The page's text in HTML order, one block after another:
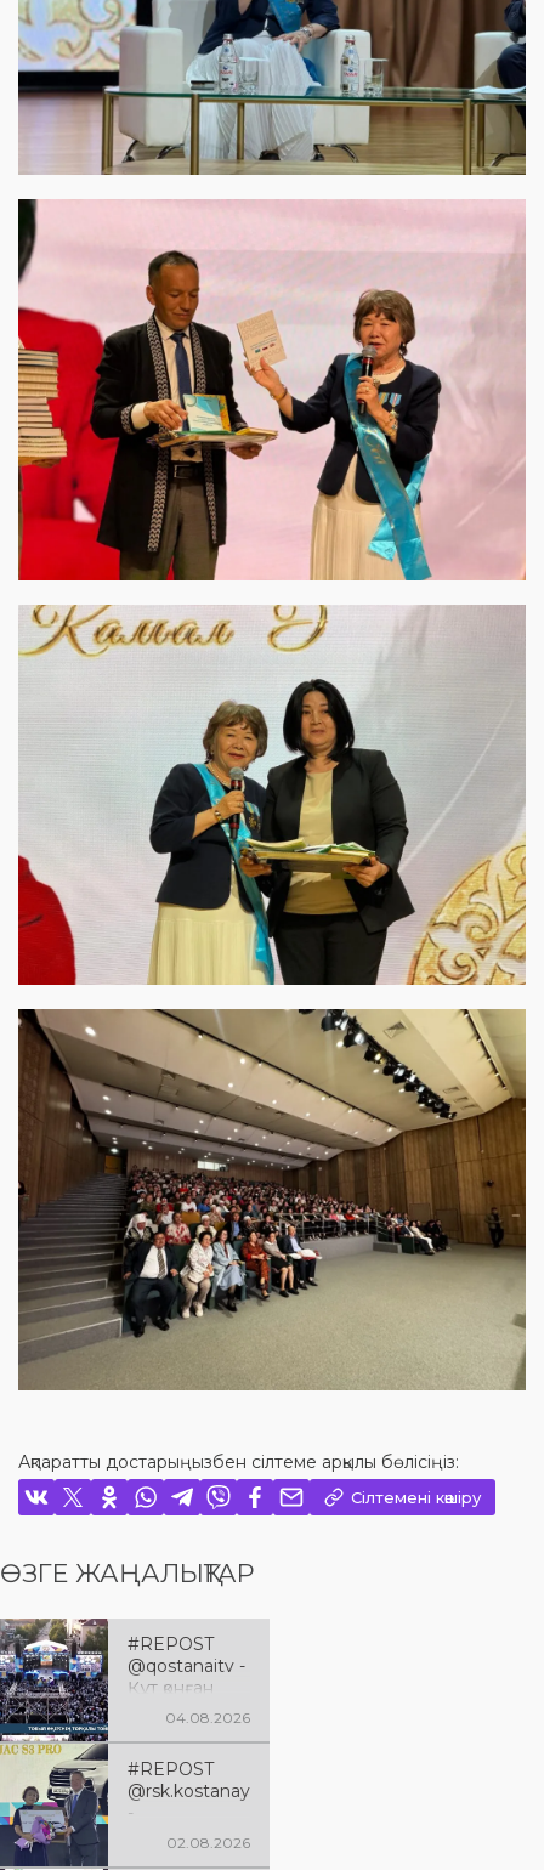
Ақпаратты достарыңызбен сілтеме арқылы бөлісіңіз:
Сілтемені көшіру
ӨЗГЕ ЖАҢАЛЫҚТАР
#REPOST
@qostanaitv -
Құт қонған
Қостанай
04.08.2026
#REPOST
@rsk.kostanay
-
@qumaraqsaq
02.08.2026